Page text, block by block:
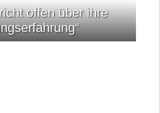
offen über ihre